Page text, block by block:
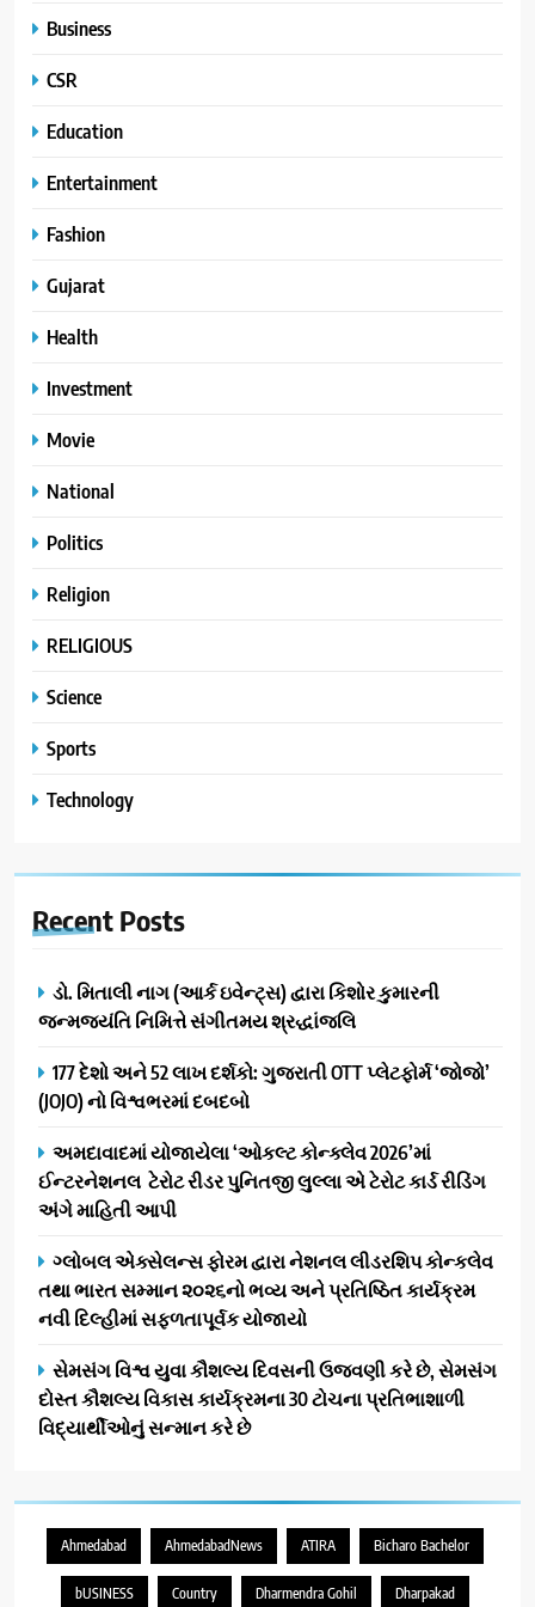
Business
CSR
Education
Entertainment
Fashion
Gujarat
Health
Investment
Movie
National
Politics
Religion
RELIGIOUS
Science
Sports
Technology
Recent Posts
ડો. મિતાલી નાગ (આર્ક ઇવેન્ટ્સ) દ્વારા કિશોર કુમારની
જન્મજયંતિ નિમિત્તે સંગીતમય શ્રદ્ધાંજલિ
177 દેશો અને 52 લાખ દર્શકો: ગુજરાતી OTT પ્લેટફોર્મ ‘જોજો’
(JOJO) નો વિશ્વભરમાં દબદબો
અમદાવાદમાં યોજાયેલા ‘ઓકલ્ટ કોન્ક્લેવ 2026’માં
ઈન્ટરનેશનલ ટેરોટ રીડર પુનિતજી લુલ્લા એ ટેરોટ કાર્ડ રીડિંગ
અંગે માહિતી આપી
ગ્લોબલ એક્સેલન્સ ફોરમ દ્વારા નેશનલ લીડરશિપ કોન્કલેવ
તથા ભારત સમ્માન ૨૦૨૬નો ભવ્ય અને પ્રતિષ્ઠિત કાર્યક્રમ
નવી દિલ્હીમાં સફળતાપૂર્વક યોજાયો
સેમસંગ વિશ્વ યુવા કૌશલ્ય દિવસની ઉજવણી કરે છે, સેમસંગ
દોસ્ત કૌશલ્ય વિકાસ કાર્યક્રમના 30 ટોચના પ્રતિભાશાળી
વિદ્યાર્થીઓનું સન્માન કરે છે
Ahmedabad AhmedabadNews ATIRA Bicharo Bachelor
bUSINESS Country Dharmendra Gohil Dharpakad